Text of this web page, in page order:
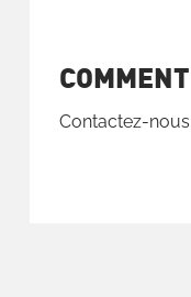
Contactez-